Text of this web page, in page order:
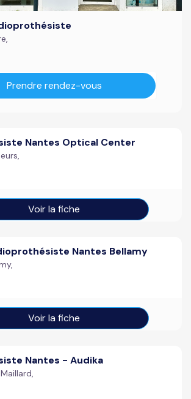
Prendre rendez-vous
Nantes Optical Center
Voir la fiche
Nantes Bellamy
Voir la fiche
Nantes - Audika